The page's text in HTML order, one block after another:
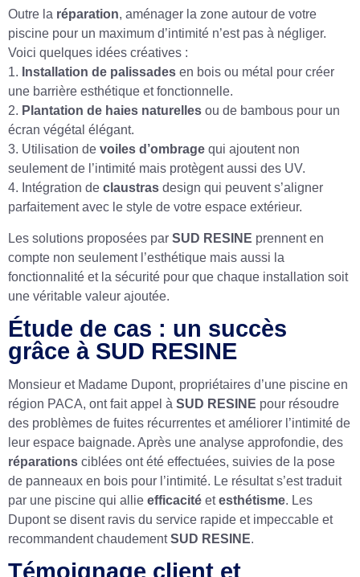
Outre la réparation, aménager la zone autour de votre
piscine pour un maximum d’intimité n’est pas à négliger.
Voici quelques idées créatives :
1. Installation de palissades en bois ou métal pour créer
une barrière esthétique et fonctionnelle.
2. Plantation de haies naturelles ou de bambous pour un
écran végétal élégant.
3. Utilisation de voiles d’ombrage qui ajoutent non
seulement de l’intimité mais protègent aussi des UV.
4. Intégration de claustras design qui peuvent s’aligner
parfaitement avec le style de votre espace extérieur.
Les solutions proposées par SUD RESINE prennent en
compte non seulement l’esthétique mais aussi la
fonctionnalité et la sécurité pour que chaque installation soit
une véritable valeur ajoutée.
Étude de cas : un succès
grâce à SUD RESINE
Monsieur et Madame Dupont, propriétaires d’une piscine en
région PACA, ont fait appel à SUD RESINE pour résoudre
des problèmes de fuites récurrentes et améliorer l’intimité de
leur espace baignade. Après une analyse approfondie, des
réparations ciblées ont été effectuées, suivies de la pose
de panneaux en bois pour l’intimité. Le résultat s’est traduit
par une piscine qui allie efficacité etesthétisme. Les
Dupont se disent ravis du service rapide et impeccable et
recommandent chaudementSUD RESINE.
Témoignage client et